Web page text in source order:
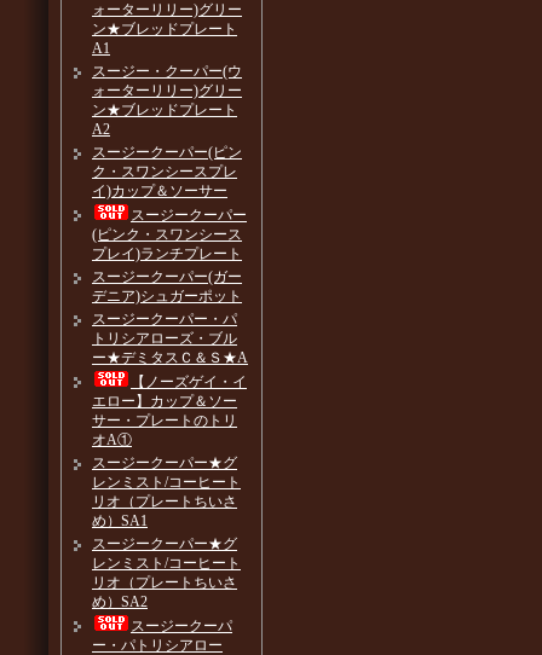
ォーターリリー)グリー
ン★ブレッドプレート
A1
スージー・クーパー(ウ
ォーターリリー)グリー
ン★ブレッドプレート
A2
スージークーパー(ピン
ク・スワンシースプレ
イ)カップ＆ソーサー
スージークーパー
(ピンク・スワンシース
プレイ)ランチプレート
スージークーパー(ガー
デニア)シュガーポット
スージークーパー・パ
トリシアローズ・ブル
ー★デミタスＣ＆Ｓ★A
【ノーズゲイ・イ
エロー】カップ＆ソー
サー・プレートのトリ
オA①
スージークーパー★グ
レンミスト/コーヒート
リオ（プレートちいさ
め）SA1
スージークーパー★グ
レンミスト/コーヒート
リオ（プレートちいさ
め）SA2
スージークーパ
ー・パトリシアロー